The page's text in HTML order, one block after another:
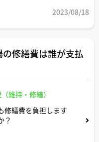
2023/08/18
修繕費は誰が支払
維持・修繕）
修繕費を負担します
？